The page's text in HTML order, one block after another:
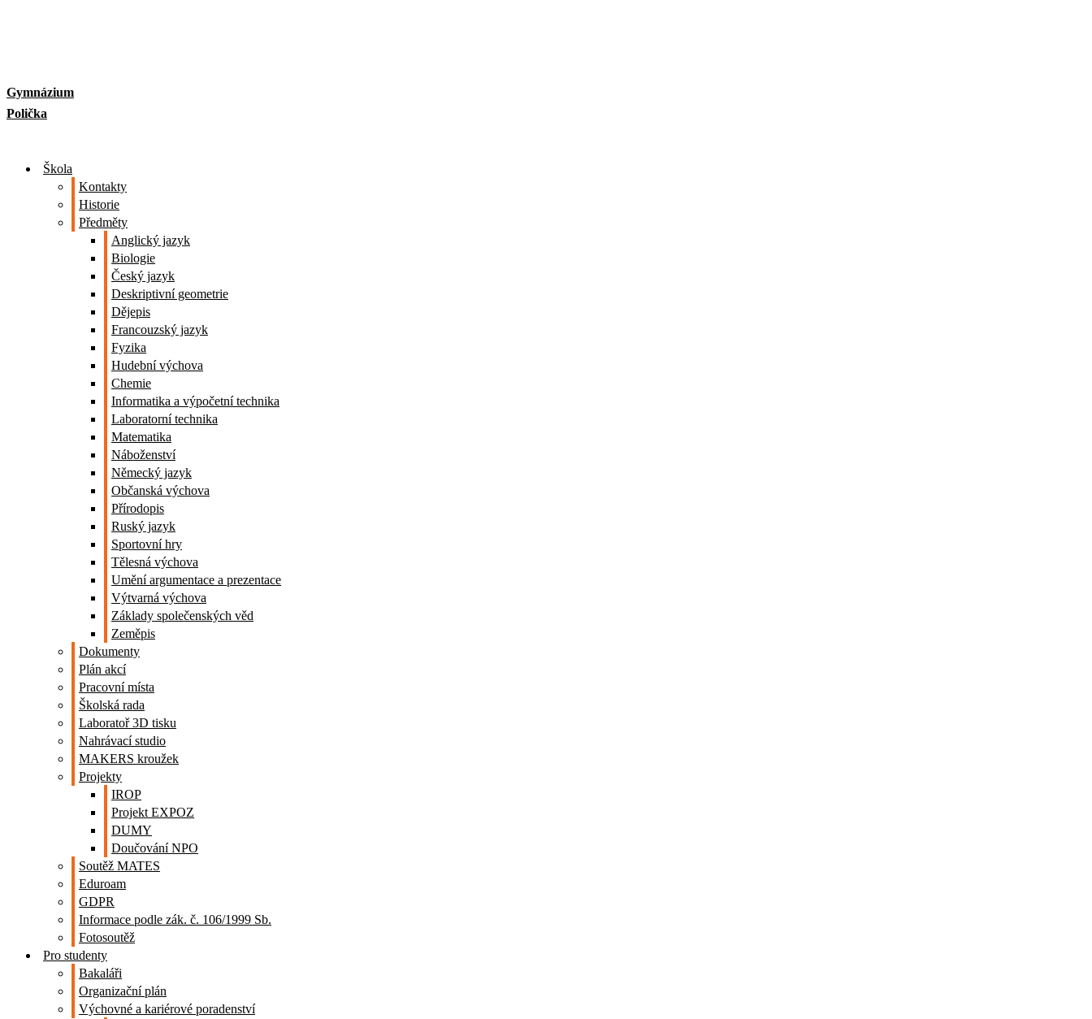
Gymnázium
Polička
Škola
Kontakty
Historie
Předměty
Anglický jazyk
Biologie
Český jazyk
Deskriptivní geometrie
Dějepis
Francouzský jazyk
Fyzika
Hudební výchova
Chemie
Informatika a výpočetní technika
Laboratorní technika
Matematika
Náboženství
Německý jazyk
Občanská výchova
Přírodopis
Ruský jazyk
Sportovní hry
Tělesná výchova
Umění argumentace a prezentace
Výtvarná výchova
Základy společenských věd
Zeměpis
Dokumenty
Plán akcí
Pracovní místa
Školská rada
Laboratoř 3D tisku
Nahrávací studio
MAKERS kroužek
Projekty
IROP
Projekt EXPOZ
DUMY
Doučování NPO
Soutěž MATES
Eduroam
GDPR
Informace podle zák. č. 106/1999 Sb.
Fotosoutěž
Pro studenty
Bakaláři
Organizační plán
Výchovné a kariérové poradenství